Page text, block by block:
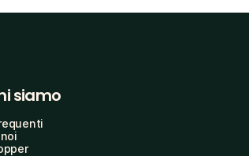
siamo